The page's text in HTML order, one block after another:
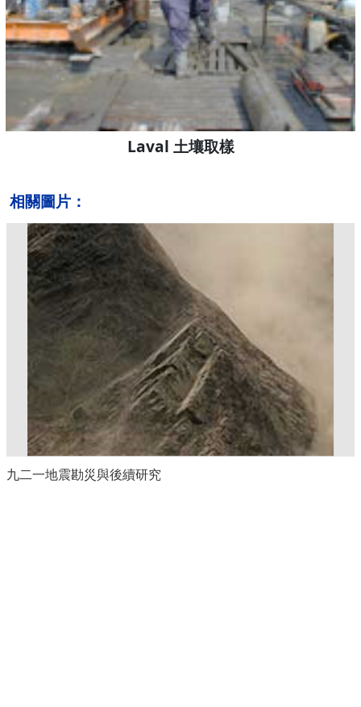
Laval 土壤取樣
相關圖片：
九二一地震勘災與後續研究